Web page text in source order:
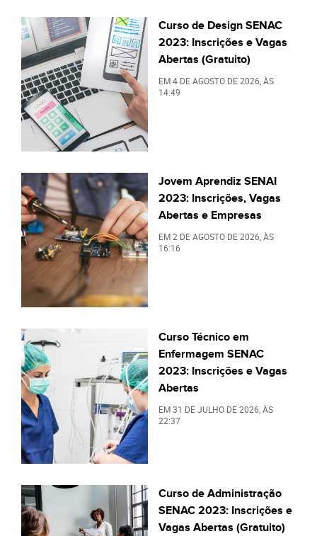
Curso de Design SENAC
2023: Inscrições e Vagas
Abertas (Gratuito)
EM4 DE AGOSTO DE 2026 , ÀS
14:49
Jovem Aprendiz SENAI
2023: Inscrições, Vagas
Abertas e Empresas
EM2 DE AGOSTO DE 2026, ÀS
16:16
Curso Técnico em
Enfermagem SENAC
2023: Inscrições e Vagas
Abertas
EM31 DE JULHO DE 2026, ÀS
22:37
Curso de Administração
SENAC 2023: Inscrições e
Vagas Abertas (Gratuito)